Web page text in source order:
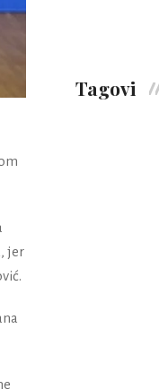
jer
Tagovi